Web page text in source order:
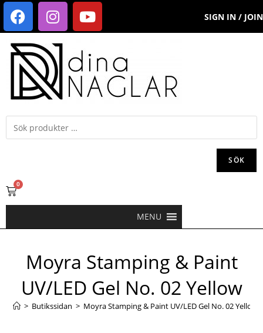
SIGN IN / JOIN
SÖK
0
MENU
Moyra Stamping & Paint
UV/LED Gel No. 02 Yellow
> Butikssidan > Moyra Stamping & Paint UV/LED Gel No. 02 Yellow